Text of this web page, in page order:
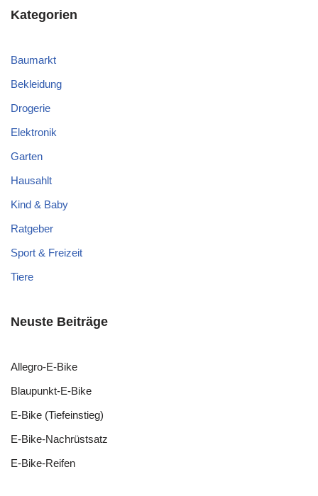
Kategorien
Baumarkt
Bekleidung
Drogerie
Elektronik
Garten
Hausahlt
Kind & Baby
Ratgeber
Sport & Freizeit
Tiere
Neuste Beiträge
Allegro-E-Bike
Blaupunkt-E-Bike
E-Bike (Tiefeinstieg)
E-Bike-Nachrüstsatz
E-Bike-Reifen